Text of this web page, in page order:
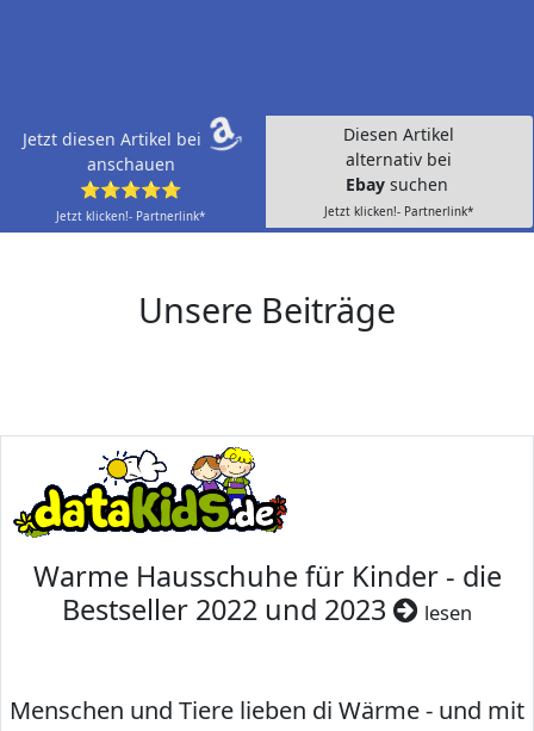
Jetzt diesen Artikel bei
anschauen
⭐⭐⭐⭐⭐
Jetzt klicken!- Partnerlink*
Diesen Artikel
alternativ bei
Ebay suchen
Jetzt klicken!- Partnerlink*
Unsere Beiträge
Warme Hausschuhe für Kinder - die
Bestseller 2022 und 2023
lesen
Menschen und Tiere lieben di Wärme - und mit